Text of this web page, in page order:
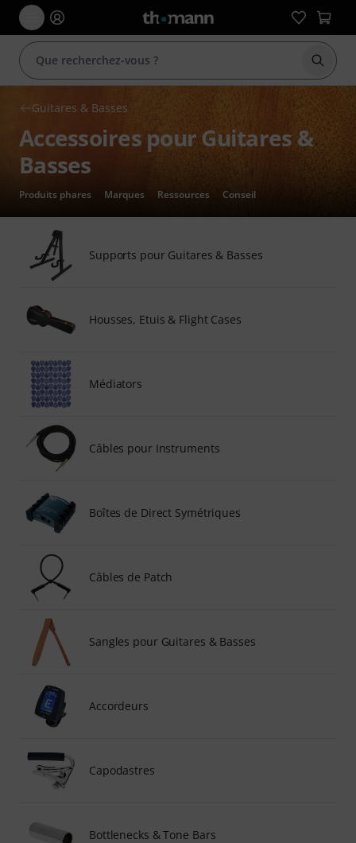
Guitares & Basses
Accessoires pour Guitares &
Basses
Produits phares Marques Ressources Conseil
Supports pour Guitares & Basses
Housses, Etuis & Flight Cases
Médiators
Câbles pour Instruments
Boîtes de Direct Symétriques
Câbles de Patch
Sangles pour Guitares & Basses
Accordeurs
Capodastres
Bottlenecks & Tone Bars